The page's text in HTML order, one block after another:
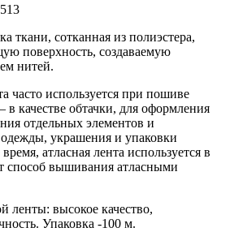
ткани, сотканная из полиэстера,
поверхность, создаваемую
нитей.
часто используется при пошиве
в качестве обтачки, для оформления
отдельных элементов и
украшения и упаковки
атласная лента используется в
способ вышивания атласными
ленты: высокое качество,
Упаковка -100 м.